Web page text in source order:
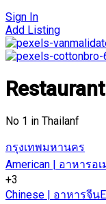
Sign In
Add Listing
No 1 in Thailanf
กรุงเทพมหานคร
American | อาหารอ
+3
Chinese | อาหารจีน